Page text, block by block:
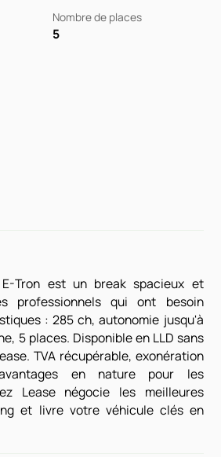
Nombre de places
5
Tron est un break spacieux et
professionnels qui ont besoin
: 285 ch, autonomie jusqu'à
5 places. Disponible en LLD sans
TVA récupérable, exonération
en nature pour les
Lease négocie les meilleures
et livre votre véhicule clés en